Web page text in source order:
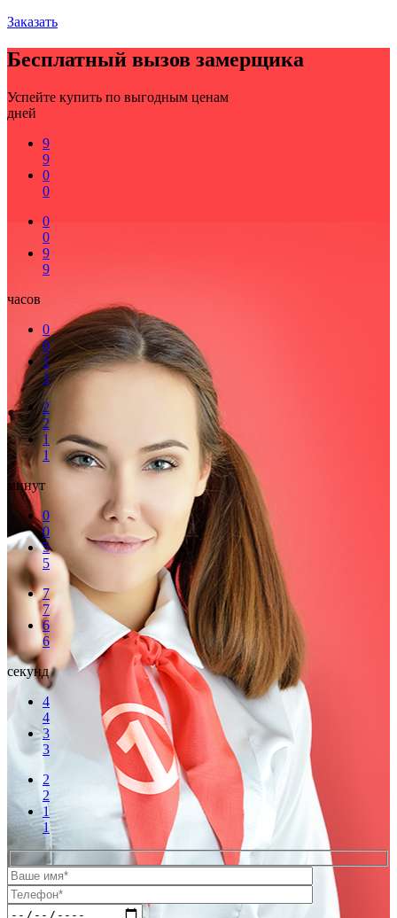
Заказать
Бесплатный вызов замерщика
Успейте купить по выгодным ценам
дней
9
9
0
0
0
0
9
9
часов
0
0
1
1
2
2
1
1
минут
0
0
5
5
7
7
6
6
секунд
4
4
3
3
2
2
1
1